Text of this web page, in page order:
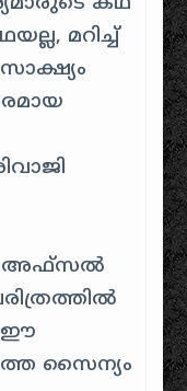
മറിച്ച്
അഫ്സൽ
ഈ
സൈന്യം